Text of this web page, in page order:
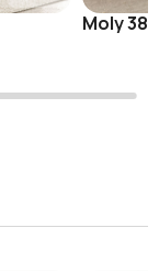
Moly 38